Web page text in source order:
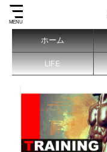
ホーム
LIFE